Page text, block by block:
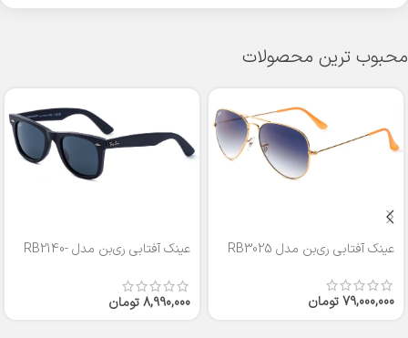
محبوب ترین محصولات
عینک آفتابی ری‌بن مدل RB3025
79,000,000تومان
عینک آفتابی ری‌بن مدل RB2140-
8,990,000تومان